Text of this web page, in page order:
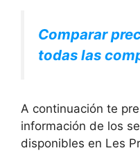
Comparar
todas las
A continuación te
información de los
disponibles en Les